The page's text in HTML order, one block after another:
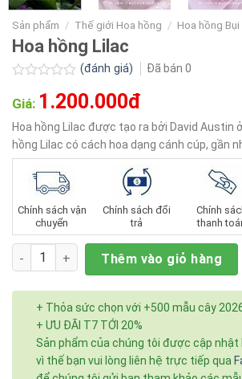
Sản phẩm / Thế giới Hoa hồng / Hoa hồng Bụi
Hoa hồng Lilac
xếp
0.0
5
sao
(đánh giá) Đã bán 0
Giá: 1.200.000đ
Hoa hồng Lilac được tạo ra bởi David Austin
hồng Lilac có cách hoa dạng cánh cúp, gần
Chính sách vận
chuyển
Chính sách đổi
trả
Chính
thanh
Số lượng Thêm vào giỏ hàng
+ Thỏa sức chọn với +500 mẫu cây
+ ƯU ĐÃI T7 TỚI 20%
Sản phẩm của chúng tôi được cập nhật
vì thế bạn vui lòng liên hệ trực tiếp qua